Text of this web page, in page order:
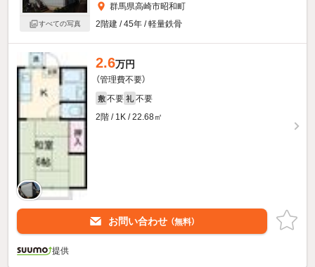
すべての写真
群馬県高崎市昭和町
2階建 / 45年 / 軽量鉄骨
2.6万円
（管理費不要）
敷 不要 礼 不要
2階 / 1K / 22.68㎡
お問い合わせ （無料）
提供